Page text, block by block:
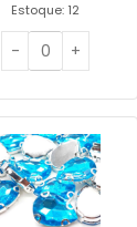
Estoque: 12